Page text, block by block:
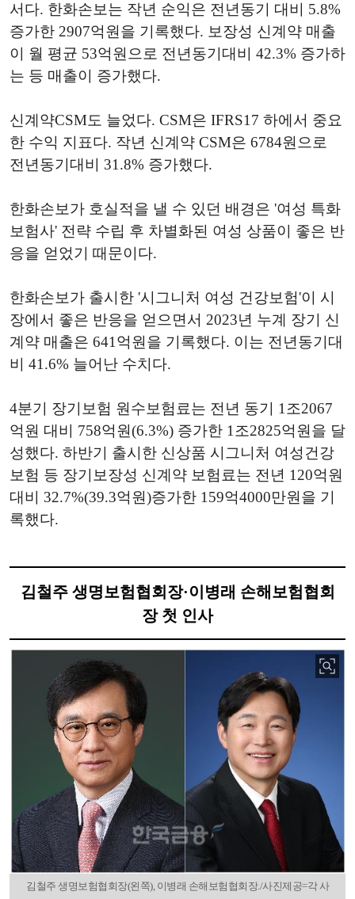
서다. 한화손보는 작년 순익은 전년동기 대비 5.8%
증가한 2907억원을 기록했다. 보장성 신계약 매출
이 월 평균 53억원으로 전년동기대비 42.3% 증가하
는 등 매출이 증가했다.
신계약CSM도 늘었다. CSM은 IFRS17 하에서 중요
한 수익 지표다. 작년 신계약 CSM은 6784원으로
전년동기대비 31.8% 증가했다.
한화손보가 호실적을 낼 수 있던 배경은 '여성 특화
보험사' 전략 수립 후 차별화된 여성 상품이 좋은 반
응을 얻었기 때문이다.
한화손보가 출시한 '시그니처 여성 건강보험'이 시
장에서 좋은 반응을 얻으면서 2023년 누계 장기 신
계약 매출은 641억원을 기록했다. 이는 전년동기대
비 41.6% 늘어난 수치다.
4분기 장기보험 원수보험료는 전년 동기 1조2067
억원 대비 758억원(6.3%) 증가한 1조2825억원을 달
성했다. 하반기 출시한 신상품 시그니처 여성건강
보험 등 장기보장성 신계약 보험료는 전년 120억원
대비 32.7%(39.3억원)증가한 159억4000만원을 기
록했다.
김철주 생명보험협회장·이병래 손해보험협회
장 첫 인사
김철주 생명보험협회장(왼쪽), 이병래 손해보험협회장./사진제공=각 사